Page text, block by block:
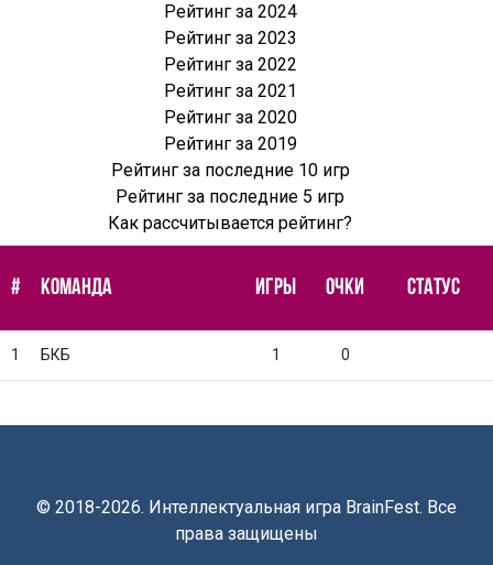
Рейтинг за 2024
Рейтинг за 2023
Рейтинг за 2022
Рейтинг за 2021
Рейтинг за 2020
Рейтинг за 2019
Рейтинг за последние 10 игр
Рейтинг за последние 5 игр
Как рассчитывается рейтинг?
# КОМАНДА ИГРЫ ОЧКИ СТАТУС
1 БКБ 1 0
© 2018-2026. Интеллектуальная игра BrainFest. Все
права защищены